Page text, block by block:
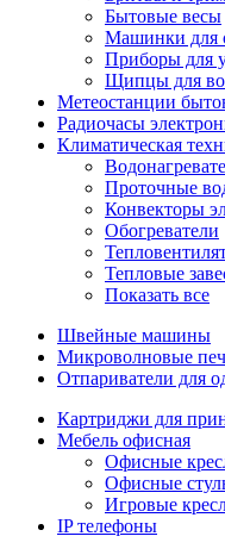
Бытовые весы
Машинки для
Приборы для
Щипцы для
Метеостанции
Радиочасы
Климатическая
Проточные
Конвекторы
Обогреватели
Тепловые
Показать все
Швейные машины
Микроволновые
Отпариватели для
Картриджи для
Мебель офисная
Офисные
Офисные
Игровые
IP телефоны